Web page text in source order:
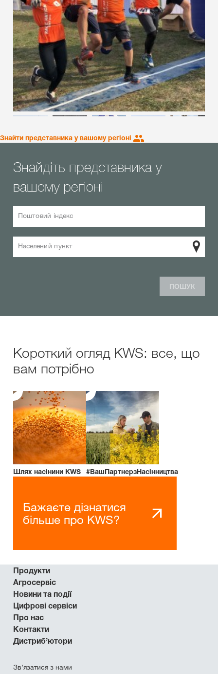
Знайти представника у вашому регіоні
Знайдіть представника у
вашому регіоні
Поштовий індекс
Населений пункт
ПОШУК
Короткий огляд KWS: все, що
вам потрібно
Шлях насінини KWS #ВашПартнерзНасінництва
Бажаєте дізнатися
більше про KWS?
Продукти
Агросервіс
Новини та події
Цифрові сервіси
Про нас
Контакти
Дистриб’ютори
Зв’язатися з нами